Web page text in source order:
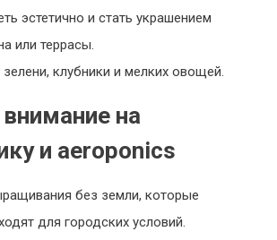
эстетично и стать украшением
или террасы.
клубники и мелких овощей.
на
и aeroponics
без земли, которые
для городских условий.